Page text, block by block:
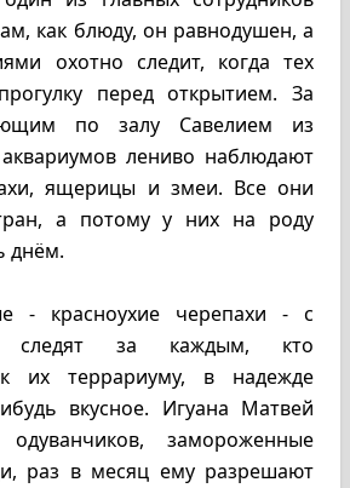
как блюду, он равнодушен, а
охотно следит, когда тех
перед открытием. За
по залу Савелием из
лениво наблюдают
ящерицы и змеи. Все они
а потому у них на роду
днём.
- красноухие черепахи - с
следят за каждым, кто
их террариуму, в надежде
вкусное. Игуана Матвей
замороженные
раз в месяц ему разрешают